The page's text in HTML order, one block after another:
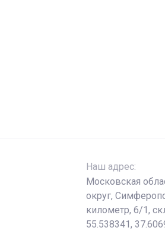
Наш адрес:
Московская
округ,
километр, 6/1,
55.538341,